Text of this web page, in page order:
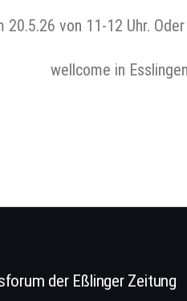
von 11-12 Uhr.
wellcome in
der Eßlinger Zeitung